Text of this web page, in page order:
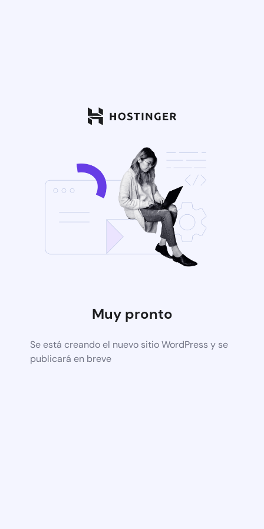
Muy pronto
Se está creando el nuevo sitio WordPress y se
publicará en breve